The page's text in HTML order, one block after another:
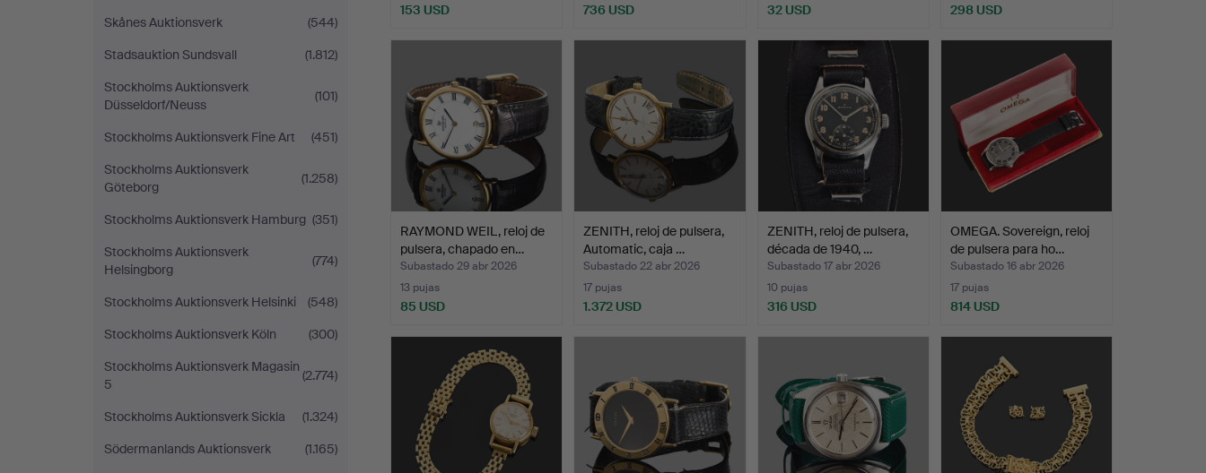
Skånes Auktionsverk
(544)
Stadsauktion Sundsvall
(1.812)
Stockholms Auktionsverk
Düsseldorf/Neuss
(101)
Stockholms Auktionsverk Fine Art
(451)
Stockholms Auktionsverk
Göteborg
(1.258)
Stockholms Auktionsverk Hamburg (351)
Stockholms Auktionsverk
Helsingborg
(774)
Stockholms Auktionsverk Helsinki
(548)
Stockholms Auktionsverk Köln
(300)
Stockholms Auktionsverk Magasin
5
(2.774)
Stockholms Auktionsverk Sickla
(1.324)
Södermanlands Auktionsverk
(1.165)
153 USD 736 USD 32 USD 298 USD
RAYMOND WEIL, reloj de
pulsera, chapado en…
Subastado 29 abr 2026
13 pujas
85 USD
ZENITH, reloj de pulsera,
Automatic, caja …
Subastado 22 abr 2026
17 pujas
1.372 USD
ZENITH, reloj de pulsera,
década de 1940, …
Subastado 17 abr 2026
10 pujas
316 USD
OMEGA. Sovereign, reloj
de pulsera para ho…
Subastado 16 abr 2026
17 pujas
814 USD